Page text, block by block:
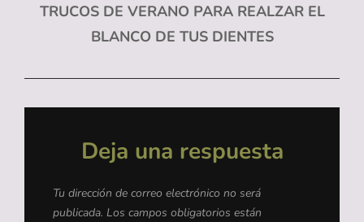
siguiente
TRUCOS DE VERANO PARA REALZAR EL
BLANCO DE TUS DIENTES
Deja una respuesta
Tu dirección de correo electrónico no será
publicada. Los campos obligatorios están